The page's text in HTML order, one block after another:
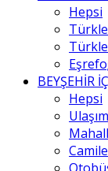
Hepsi
BEYŞEHİR
Hepsi
Ulaşım